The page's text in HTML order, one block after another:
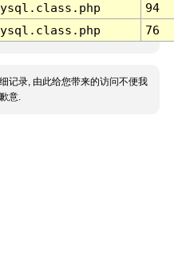
94
76
记录, 由此给您带来的访问不便我
意.